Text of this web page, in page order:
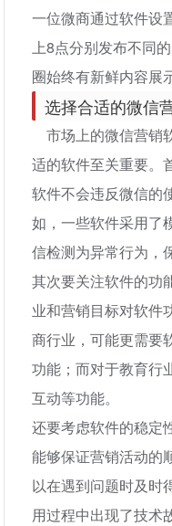
一位微商通过软件设
上8点分别发布不同
圈始终有新鲜内容展
选择合适的微信
市场上的微信营销
适的软件至关重要。
软件不会违反微信的
如，一些软件采用了
信检测为异常行为，
其次要关注软件的功
业和营销目标对软件
商行业，可能更需要
功能；而对于教育行
互动等功能。
还要考虑软件的稳定
能够保证营销活动的
以在遇到问题时及时
用过程中出现了技术